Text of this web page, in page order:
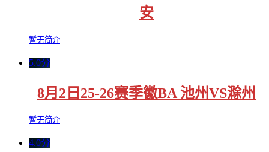
安
暂无简介
5.0分
8月2日25-26赛季徽BA 池州VS滁州
暂无简介
4.0分